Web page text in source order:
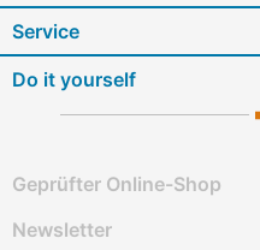
Service
Do it yourself
Geprüfter Online-Shop
Newsletter